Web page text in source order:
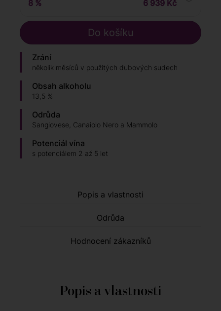
8 %
6 939 Kč
Zrání
několik měsíců v použitých dubových sudech
Obsah alkoholu
13,5 %
Odrůda
Sangiovese, Canaiolo Nero a Mammolo
Potenciál vína
s potenciálem 2 až 5 let
Popis a vlastnosti
Odrůda
Hodnocení zákazníků
Popis a vlastnosti